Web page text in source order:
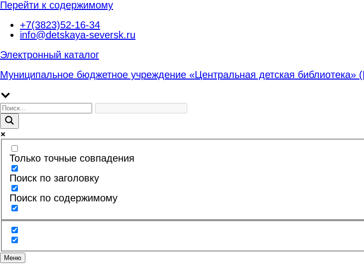
Перейти к содержимому
+7(3823)52-16-34
info@detskaya-seversk.ru
Электронный каталог
Муниципальное бюджетное учреждение «Центральная детская
Только точные совпадения
Поиск по заголовку
Поиск по содержимому
Меню